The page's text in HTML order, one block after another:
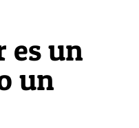
es un
un